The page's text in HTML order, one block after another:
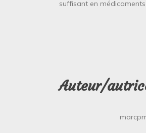
suffisant en
Auteur/